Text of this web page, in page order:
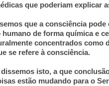
que poderiam explicar
que a consciência
de forma química e
concentrados como
se refere à consciência.
isto, a que
estão mudando para o